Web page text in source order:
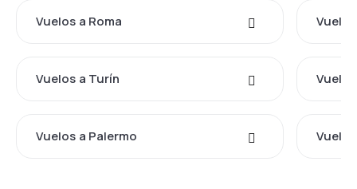
Vuelos a Roma
Vuelos a Turín
Vuelos a Palermo